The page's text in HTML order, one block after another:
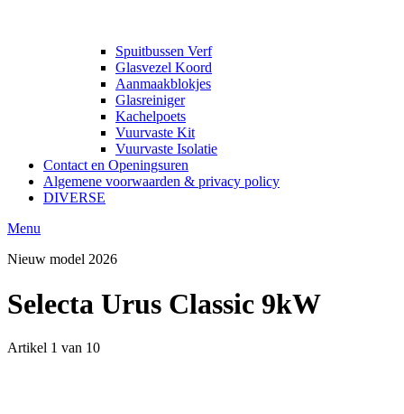
Spuitbussen Verf
Glasvezel Koord
Aanmaakblokjes
Glasreiniger
Kachelpoets
Vuurvaste Kit
Vuurvaste Isolatie
Contact en Openingsuren
Algemene voorwaarden & privacy policy
DIVERSE
Menu
Nieuw model 2026
Selecta Urus Classic 9kW
Artikel 1 van 10